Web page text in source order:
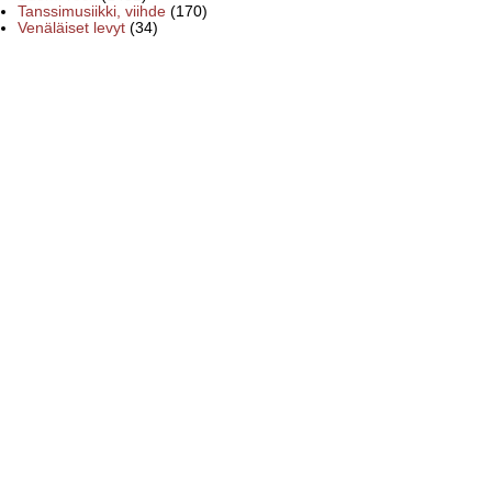
Tanssimusiikki, viihde (170)
Venäläiset levyt (34)